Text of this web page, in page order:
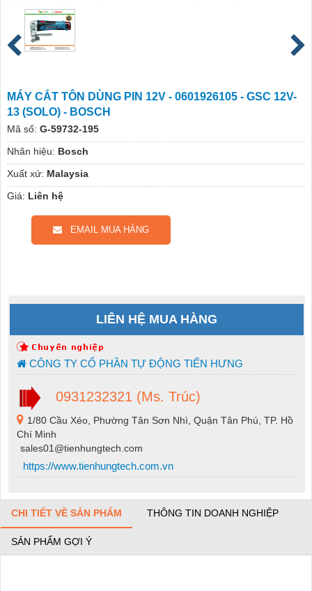
MÁY CẮT TÔN DÙNG PIN 12V - 0601926105 - GSC 12V-
13 (SOLO) - BOSCH
Mã số: G-59732-195
Nhãn hiệu: Bosch
Xuất xứ: Malaysia
Giá: Liên hệ
EMAIL MUA HÀNG
LIÊN HỆ MUA HÀNG
CÔNG TY CỔ PHẦN TỰ ĐỘNG TIẾN HƯNG
0931232321 (Ms. Trúc)
1/80 Cầu Xéo, Phường Tân Sơn Nhì, Quận Tân Phú, TP. Hồ
Chí Minh
sales01@tienhungtech.com
https://www.tienhungtech.com.vn
CHI TIẾT VỀ SẢN PHẨM THÔNG TIN DOANH NGHIỆP
SẢN PHẨM GỢI Ý